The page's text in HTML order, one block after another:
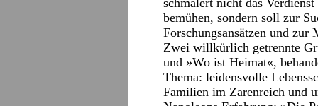
schmälert nicht das
bemühen, sondern soll zur
Forschungsansätzen und zur
Zwei willkürlich getrennte
und »Wo ist Heimat«,
Thema: leidensvolle
Familien im Zarenreich und